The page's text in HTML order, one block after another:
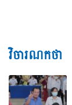
វិចារណកថា